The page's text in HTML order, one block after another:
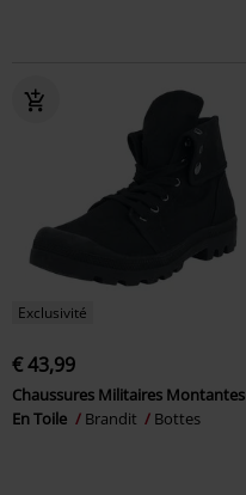
Exclusivité
€ 43,99
Chaussures Militaires Montantes
En Toile
Brandit Bottes